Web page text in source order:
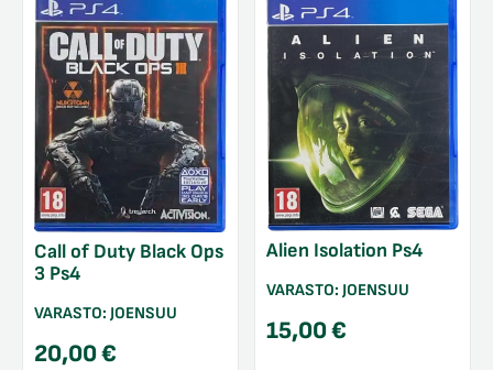
Call of Duty Black Ops
3 Ps4
VARASTO: JOENSUU
20,00€
Alien Isolation Ps4
VARASTO: JOENSUU
15,00€